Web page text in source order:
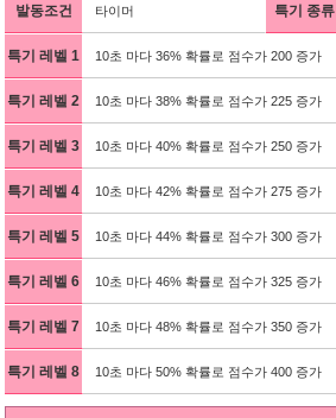
발동조건 타이머 특기 종류
특기 레벨 1 10초 마다 36% 확률로 점수가 200 증가
특기 레벨 2 10초 마다 38% 확률로 점수가 225 증가
특기 레벨 3 10초 마다 40% 확률로 점수가 250 증가
특기 레벨 4 10초 마다 42% 확률로 점수가 275 증가
특기 레벨 5 10초 마다 44% 확률로 점수가 300 증가
특기 레벨 6 10초 마다 46% 확률로 점수가 325 증가
특기 레벨 7 10초 마다 48% 확률로 점수가 350 증가
특기 레벨 8 10초 마다 50% 확률로 점수가 400 증가